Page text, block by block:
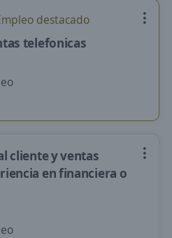
destacado
telefonicas
cliente y ventas
en financiera o